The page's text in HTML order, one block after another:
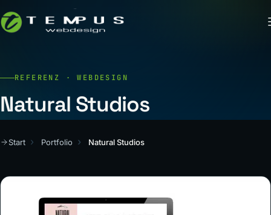
REFERENZ · WEBDESIGN
Natural Studios
Start Portfolio Natural Studios